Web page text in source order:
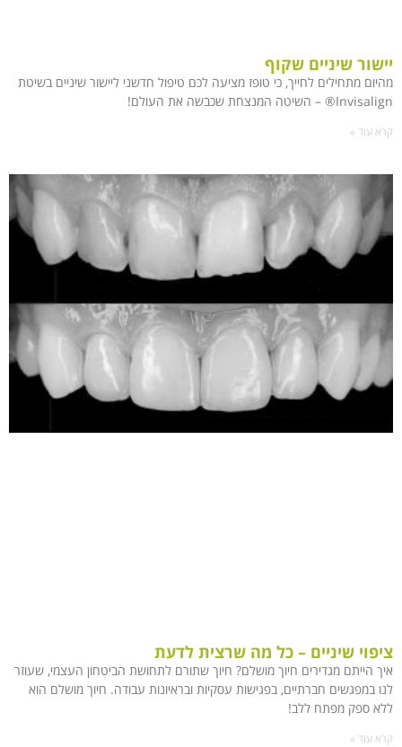
יישור שיניים שקוף
מהיום מתחילים לחייך, כי טופז מציעה לכם טיפול חדשני ליישור שיניים בשיטת
Invisalign® – השיטה המנצחת שכבשה את העולם!
קרא עוד »
ציפוי שיניים – כל מה שרצית לדעת
איך הייתם מגדירים חיוך מושלם? חיוך שתורם לתחושת הביטחון העצמי, שעוזר
לנו במפגשים חברתיים, בפגישות עסקיות ובראיונות עבודה. חיוך מושלם הוא
ללא ספק מפתח ללב!
קרא עוד »